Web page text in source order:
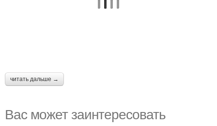
читать дальше →
Вас может заинтересовать